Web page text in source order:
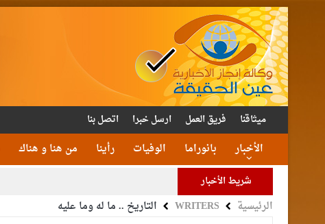
ميثاقنا فريق العمل ارسل خبرا اتصل بنا
الأخبار بانوراما الوفيات رأينا من هنا و هناك
شريط الأخبار
الرئيسية WRITERS التاريخ .. ما له وما عليه